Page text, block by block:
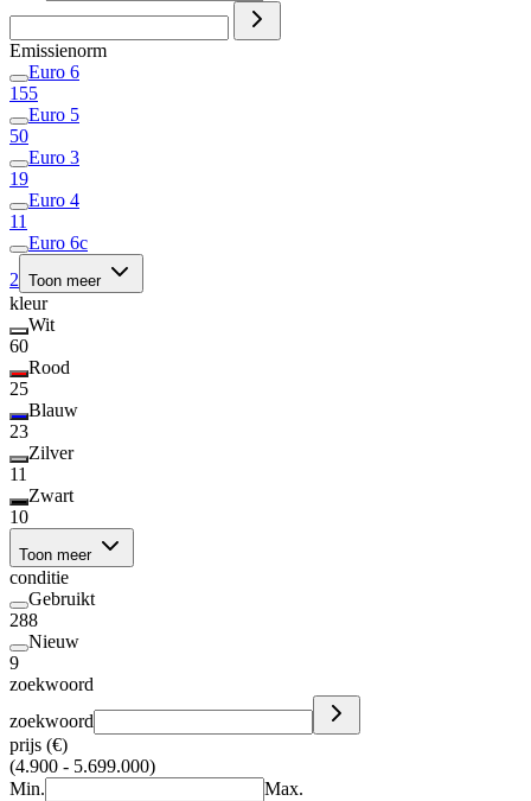
Emissienorm
Euro 6
155
Euro 5
50
Euro 3
19
Euro 4
11
Euro 6c
2 Toon meer
kleur
Wit
60
Rood
25
Blauw
23
Zilver
11
Zwart
10
Toon meer
conditie
Gebruikt
288
Nieuw
9
zoekwoord
zoekwoord
prijs (€)
(4.900 - 5.699.000)
Min.
Max.